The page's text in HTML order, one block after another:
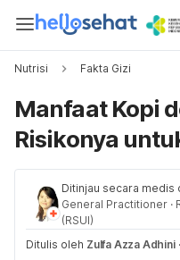
Nutrisi Fakta Gizi
Manfaat Kopi
Risikonya
Ditinjau secara medis
General Practitioner ·
(RSUI)
Ditulis oleh Zulfa Azza Adhini ·